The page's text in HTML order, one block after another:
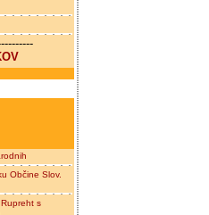
Občine Slov.
s